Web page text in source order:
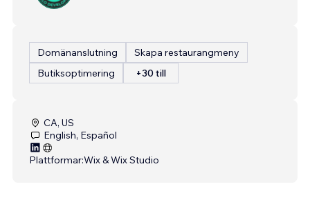
Domänanslutning
Skapa restaurangmeny
Butiksoptimering
+30 till
CA, US
English, Español
Plattformar:Wix & Wix Studio